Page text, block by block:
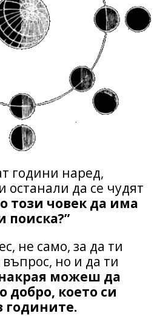
години наред,
останали да се чудят
този човек да има
поиска?”
не само, за да ти
но и да ти
можеш да
добро, което си
годините.